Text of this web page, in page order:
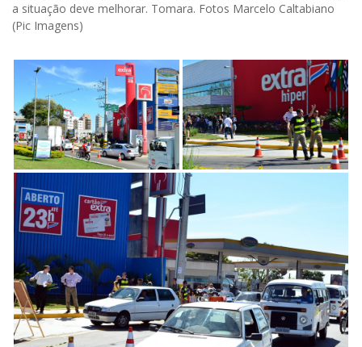
a situação deve melhorar. Tomara. Fotos Marcelo Caltabiano
(Pic Imagens)